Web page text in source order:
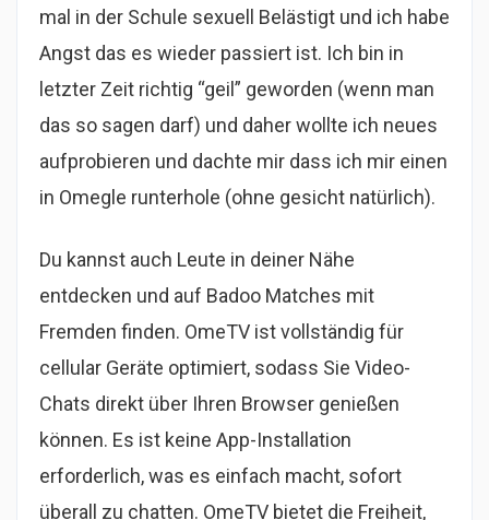
mal in der Schule sexuell Belästigt und ich habe
Angst das es wieder passiert ist. Ich bin in
letzter Zeit richtig “geil” geworden (wenn man
das so sagen darf) und daher wollte ich neues
aufprobieren und dachte mir dass ich mir einen
in Omegle runterhole (ohne gesicht natürlich).
Du kannst auch Leute in deiner Nähe
entdecken und auf Badoo Matches mit
Fremden finden. OmeTV ist vollständig für
cellular Geräte optimiert, sodass Sie Video-
Chats direkt über Ihren Browser genießen
können. Es ist keine App-Installation
erforderlich, was es einfach macht, sofort
überall zu chatten. OmeTV bietet die Freiheit,